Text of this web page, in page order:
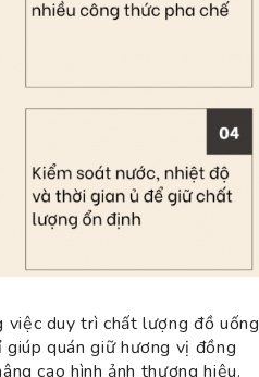
duy trì chất lượng đồ uống
quán giữ hương vị đồng
cao hình ảnh thương hiệu.